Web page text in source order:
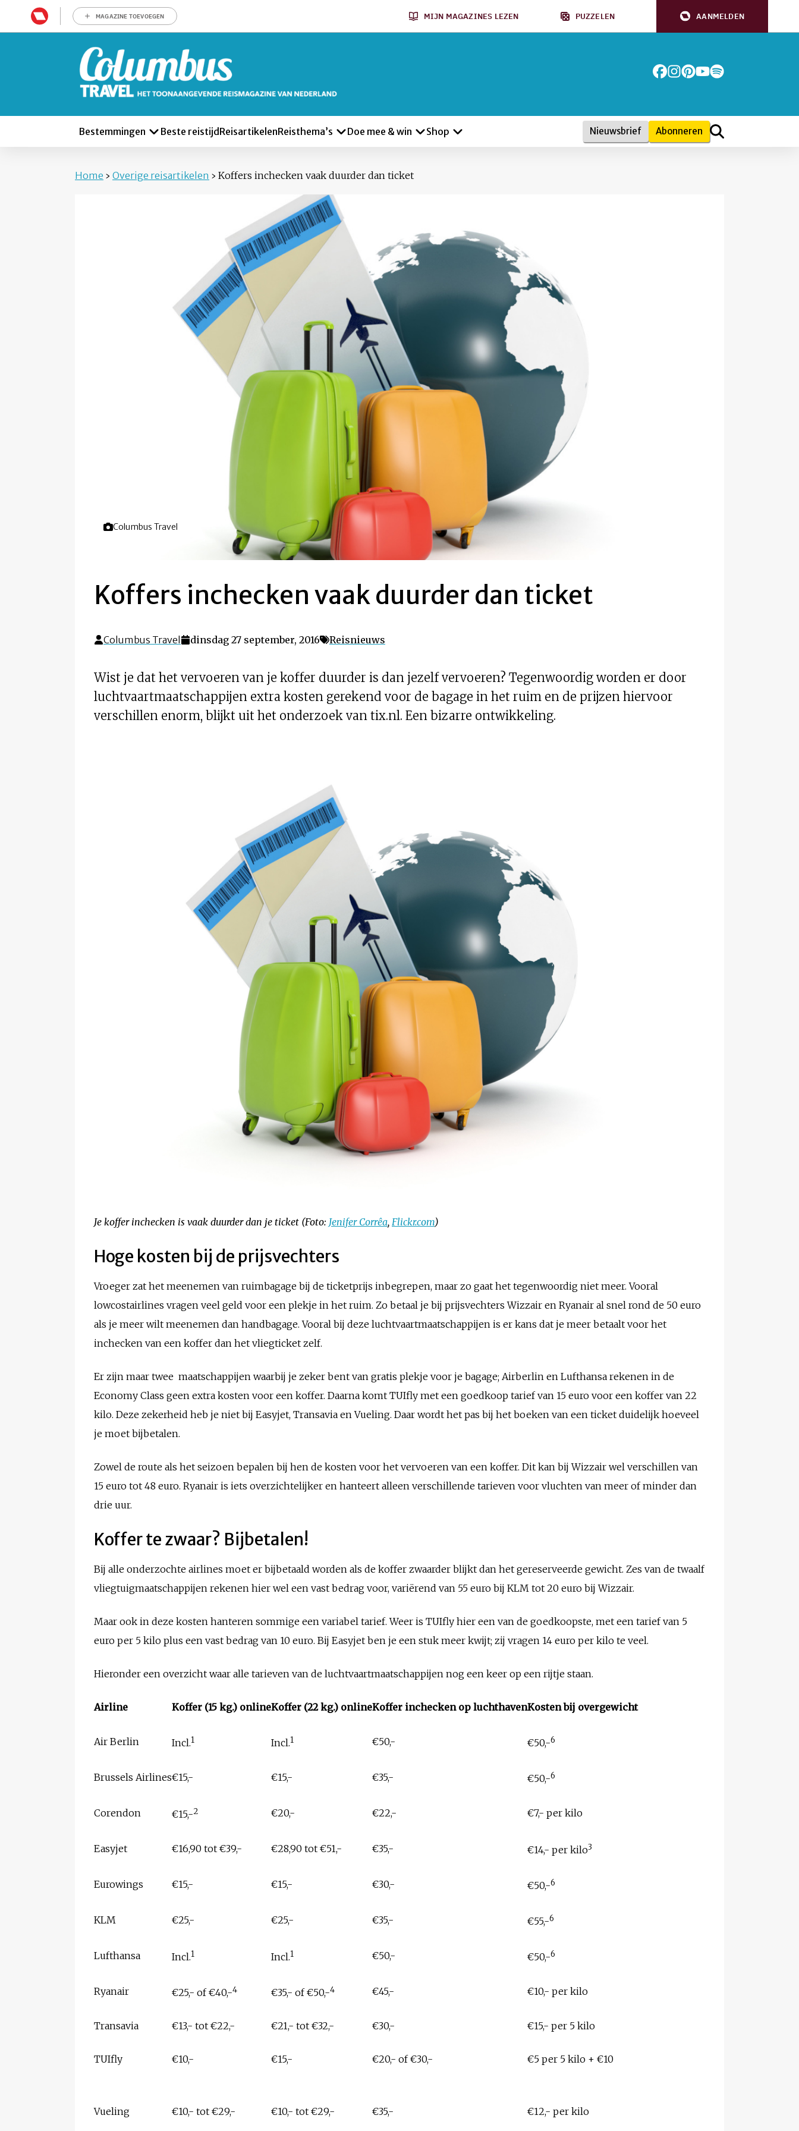
MAGAZINE TOEVOEGEN MIJN MAGAZINES LEZEN PUZZELEN AANMELDEN
Bestemmingen Beste reistijd ReisartikelenReisthema’s Doe mee & win Shop Nieuwsbrief Abonneren
Home › Overige reisartikelen › Koffers inchecken vaak duurder dan ticket
Foto door
Columbus Travel
Koffers inchecken vaak duurder dan ticket
Columbus Travel dinsdag 27 september, 2016 Reisnieuws
Wist je dat het vervoeren van je koffer duurder is dan jezelf vervoeren? Tegenwoordig worden er door
luchtvaartmaatschappijen extra kosten gerekend voor de bagage in het ruim en de prijzen hiervoor
verschillen enorm, blijkt uit het onderzoek van tix.nl. Een bizarre ontwikkeling.
Je koffer inchecken is vaak duurder dan je ticket (Foto: Jenifer Corrêa, Flickr.com)
Hoge kosten bij de prijsvechters
Vroeger zat het meenemen van ruimbagage bij de ticketprijs inbegrepen, maar zo gaat het tegenwoordig niet meer. Vooral
lowcostairlines vragen veel geld voor een plekje in het ruim. Zo betaal je bij prijsvechters Wizzair en Ryanair al snel rond de 50 euro
als je meer wilt meenemen dan handbagage. Vooral bij deze luchtvaartmaatschappijen is er kans dat je meer betaalt voor het
inchecken van een koffer dan het vliegticket zelf.
Er zijn maar twee maatschappijen waarbij je zeker bent van gratis plekje voor je bagage; Airberlin en Lufthansa rekenen in de
Economy Class geen extra kosten voor een koffer. Daarna komt TUIfly met een goedkoop tarief van 15 euro voor een koffer van 22
kilo. Deze zekerheid heb je niet bij Easyjet, Transavia en Vueling. Daar wordt het pas bij het boeken van een ticket duidelijk hoeveel
je moet bijbetalen.
Zowel de route als het seizoen bepalen bij hen de kosten voor het vervoeren van een koffer. Dit kan bij Wizzair wel verschillen van
15 euro tot 48 euro. Ryanair is iets overzichtelijker en hanteert alleen verschillende tarieven voor vluchten van meer of minder dan
drie uur.
Koffer te zwaar? Bijbetalen!
Bij alle onderzochte airlines moet er bijbetaald worden als de koffer zwaarder blijkt dan het gereserveerde gewicht. Zes van de twaalf
vliegtuigmaatschappijen rekenen hier wel een vast bedrag voor, variërend van 55 euro bij KLM tot 20 euro bij Wizzair.
Maar ook in deze kosten hanteren sommige een variabel tarief. Weer is TUIfly hier een van de goedkoopste, met een tarief van 5
euro per 5 kilo plus een vast bedrag van 10 euro. Bij Easyjet ben je een stuk meer kwijt; zij vragen 14 euro per kilo te veel.
Hieronder een overzicht waar alle tarieven van de luchtvaartmaatschappijen nog een keer op een rijtje staan.
Airline Koffer (15 kg.) onlineKoffer (22 kg.) onlineKoffer inchecken op luchthavenKosten bij overgewicht
Air Berlin Incl.1 Incl.1 €50,- €50,-6
Brussels Airlines€15,- €15,- €35,- €50,-6
Corendon €15,-2 €20,- €22,- €7,- per kilo
Easyjet €16,90 tot €39,- €28,90 tot €51,- €35,- €14,- per kilo3
Eurowings €15,- €15,- €30,- €50,-6
KLM €25,- €25,- €35,- €55,-6
Lufthansa Incl.1 Incl.1 €50,- €50,-6
Ryanair €25,- of €40,-4 €35,- of €50,-4 €45,- €10,- per kilo
Transavia €13,- tot €22,- €21,- tot €32,- €30,- €15,- per 5 kilo
TUIfly €10,- €15,- €20,- of €30,- €5 per 5 kilo + €10
Vueling €10,- tot €29,- €10,- tot €29,- €35,- €12,- per kilo